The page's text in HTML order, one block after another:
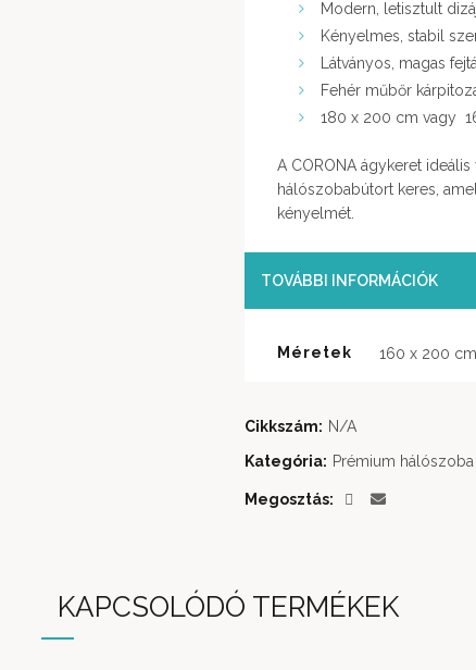
Modern, letisztult
Kényelmes, stabil
Látványos, magas
Fehér műbőr
180 x 200 cm vagy
A CORONA ágykeret
hálószobabútort keres,
kényelmét.
TOVÁBBI INFORMÁCIÓK
Méretek 160 x 200
Cikkszám: N/A
Kategória: Prémium
Megosztás
KAPCSOLÓDÓ TERMÉKEK